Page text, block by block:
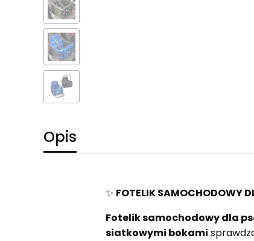
Opis
✨ FOTELIK SAMOCHODOWY
Fotelik samochodowy dla
siatkowymi bokami